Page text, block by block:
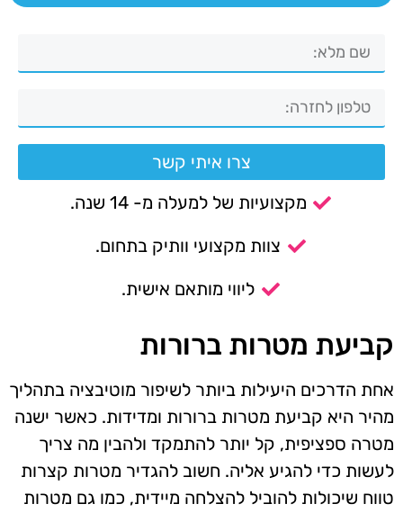
צרו איתי קשר
מקצועיות של למעלה מ- 14 שנה.
צוות מקצועי וותיק בתחום.
ליווי מותאם אישית.
קביעת מטרות ברורות
אחת הדרכים היעילות ביותר לשיפור מוטיבציה בתהליך
מהיר היא קביעת מטרות ברורות ומדידות. כאשר ישנה
מטרה ספציפית, קל יותר להתמקד ולהבין מה צריך
לעשות כדי להגיע אליה. חשוב להגדיר מטרות קצרות
טווח שיכולות להוביל להצלחה מיידית, כמו גם מטרות